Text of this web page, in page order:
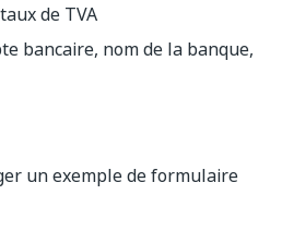
de TVA
bancaire, nom de la banque,
un exemple de formulaire